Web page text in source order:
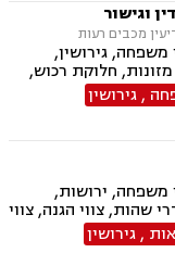
וגישור
גירושין,
חלוקת רכוש,
שהות (החזקת ילדים),
ירושות
ייפוי כוח
,גירושין
משפחה, ירושות,
שהות, צווי הגנה, צווי
משפטיים,
אישי, ייפוי כוח
,גירושין